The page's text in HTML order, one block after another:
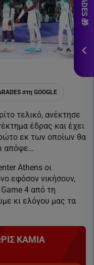
στη GOOGLE
τελικό, ανέκτησε
έδρας και έχει
εκ των οποίων θα
απόψε…
Athens οι
εφόσον νικήσουν,
4 από τη
κι ελόγου μας τα
ΚΑΜΙΑ